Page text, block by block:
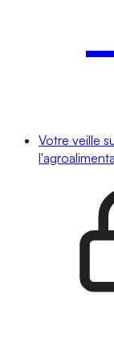
Votre veille